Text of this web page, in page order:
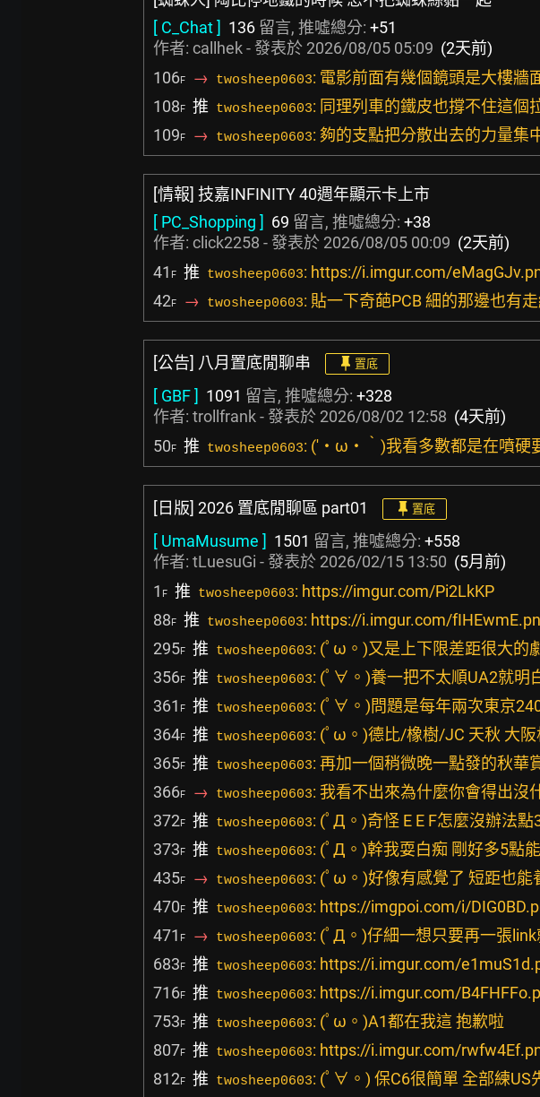
[ C_Chat ] 136 留言, 推噓總分: +51
作者: callhek- 發表於 2026/08/05 05:09 (2天前)
106F → twosheep0603: 電影前面有幾個鏡頭是大樓牆
108F 推 twosheep0603: 同理列車的鐵皮也撐不住這個
109F → twosheep0603: 夠的支點把分散出去的力量集
[情報] 技嘉INFINITY 40週年顯示卡上市
[ PC_Shopping ] 69 留言, 推噓總分: +38
作者: click2258 - 發表於 2026/08/05 00:09 (2天前)
41 F 推 twosheep0603: https://i.imgur.com/
42F → twosheep0603: 貼一下奇葩PCB 細的那邊也有
[公告] 八月置底閒聊串 置底
[ GBF ] 1091 留言, 推噓總分: +328
作者: trollfrank- 發表於 2026/08/02 12:58 (4天前)
50F 推 twosheep0603: (′・ω・‵)我看多數都是在噴硬
[日版] 2026 置底閒聊區 part01 置底
[ UmaMusume ] 1501 留言, 推噓總分: +558
作者: tLuesuGi - 發表於 2026/02/15 13:50 (5月前)
1 F 推 twosheep0603: https://imgur.com/Pi2LkKP
88F 推 twosheep0603: https://i.imgur.com/
295F 推 twosheep0603: (ﾟω。)又是上下限差距很大的
356F 推 twosheep0603: (ﾟ∀。)養一把不太順UA2就明
361 F 推 twosheep0603: (ﾟ∀。)問題是每年兩次東京
364F 推 twosheep0603: (ﾟω。)德比/橡樹/JC 天秋 大
365F 推 twosheep0603: 再加一個稍微晚一點發的秋華
366F → twosheep0603: 我看不出來為什麼你會得出沒
372F 推 twosheep0603: (ﾟД。)奇怪 E E F怎麼沒辦法點
373F 推 twosheep0603: (ﾟД。)幹我耍白痴 剛好多5點
435F → twosheep0603: (ﾟω。)好像有感覺了 短距也能
470F 推 twosheep0603: https://imgpoi.com/i/
471 F → twosheep0603: (ﾟД。)仔細一想只要再一張link
683F 推 twosheep0603: https://i.imgur.com/
716F 推 twosheep0603: https://i.imgur.com/
753F 推 twosheep0603: (ﾟω。)A1都在我這 抱歉啦
807F 推 twosheep0603: https://i.imgur.com/
812F 推 twosheep0603: (ﾟ∀。) 保C6很簡單 全部練US